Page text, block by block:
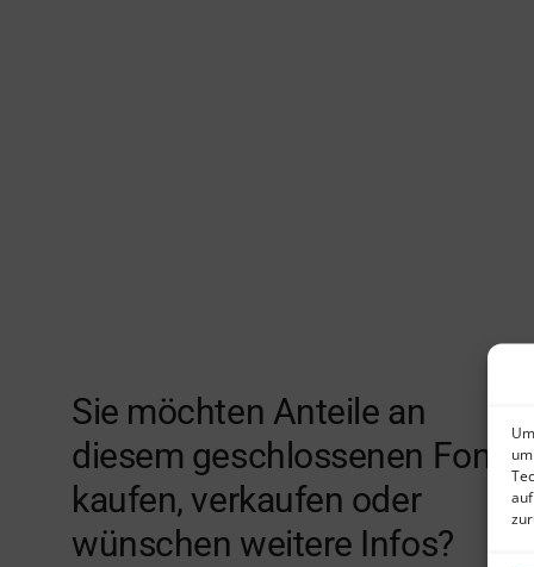
Sie möchten Anteile an
diesem geschlossenen Fonds
kaufen, verkaufen oder
wünschen weitere Infos?